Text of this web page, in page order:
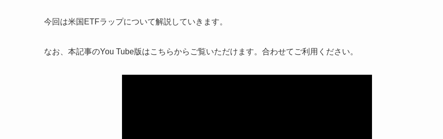
今回は米国ETFラップについて解説していきます。
なお、本記事のYou Tube版はこちらからご覧いただけます。合わせてご利用ください。